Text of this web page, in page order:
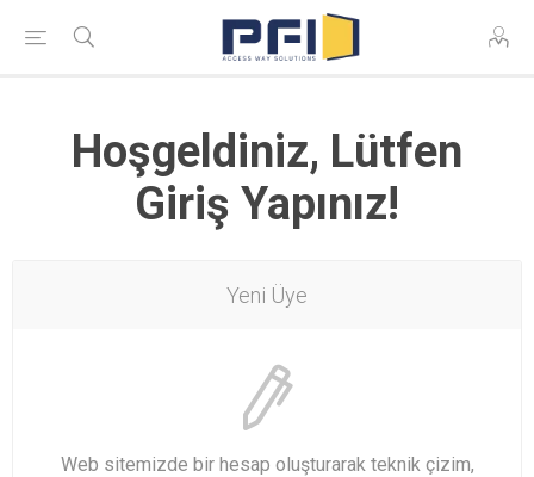
Hoşgeldiniz, Lütfen
Giriş Yapınız!
Yeni Üye
Web sitemizde bir hesap oluşturarak teknik çizim,